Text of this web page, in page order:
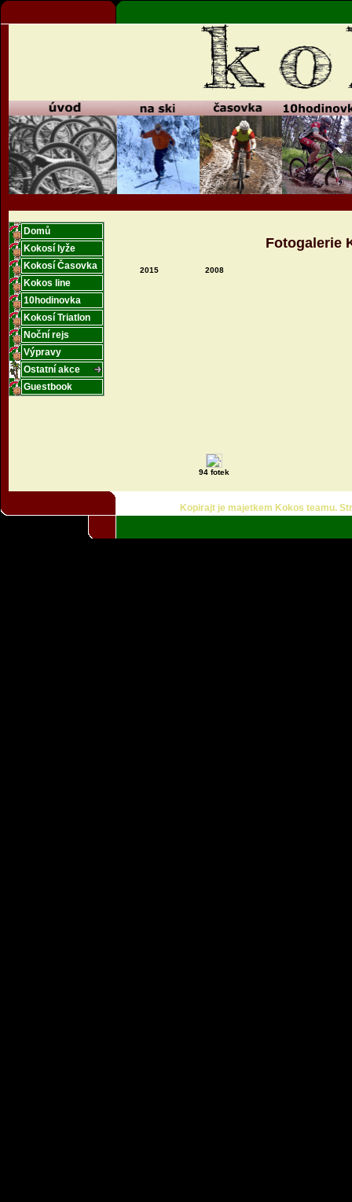
Domů
Kokosí lyže
Kokosí Časovka
Kokos line
10hodinovka
Kokosí Triatlon
Noční rejs
Výpravy
Ostatní akce
Guestbook
Fotogalerie
2015 2008
94 fotek
Kopirajt je majetkem Kokos teamu.